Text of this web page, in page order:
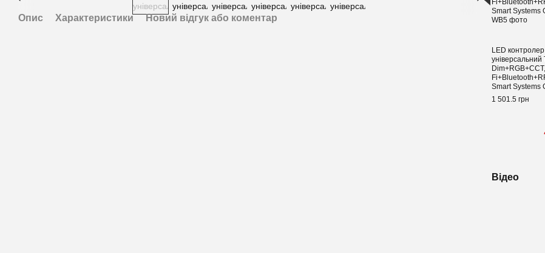
Опис Характеристики Новий відгук або коментар
LED контролер
універсальний
Smart Systems
1 501.5 грн
Відео